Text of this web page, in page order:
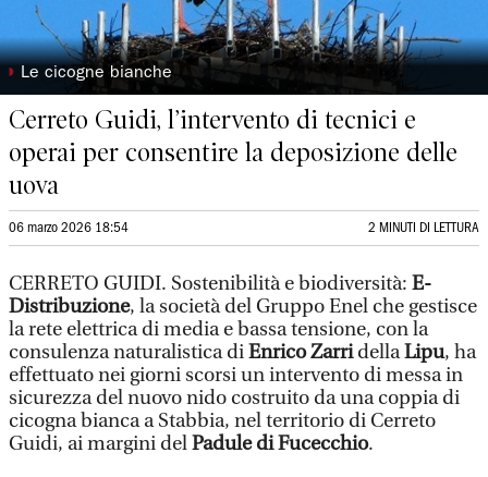
◗ Le cicogne bianche
Cerreto Guidi, l’intervento di tecnici e
operai per consentire la deposizione delle
uova
06 marzo 2026 18:54 2 MINUTI DI LETTURA
CERRETO GUIDI. Sostenibilità e biodiversità: E-
Distribuzione, la società del Gruppo Enel che gestisce
la rete elettrica di media e bassa tensione, con la
consulenza naturalistica diEnrico ZarridellaLipu, ha
effettuato nei giorni scorsi un intervento di messa in
sicurezza del nuovo nido costruito da una coppia di
cicogna bianca a Stabbia, nel territorio di Cerreto
Guidi, ai margini delPadule di Fucecchio.